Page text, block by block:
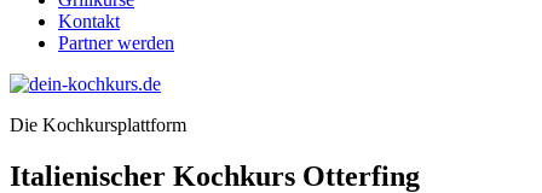
Kontakt
Partner werden
Die Kochkursplattform
Italienischer Kochkurs Otterfing